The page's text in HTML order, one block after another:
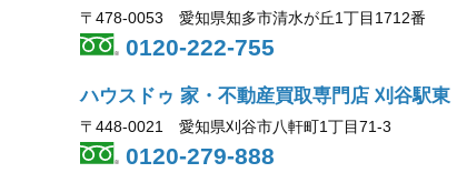
〒478-0053 愛知県知多市清水が丘1丁目1712番
0120-222-755
ハウスドゥ 家・不動産買取専門店 刈谷駅東
〒448-0021 愛知県刈谷市八軒町1丁目71-3
0120-279-888